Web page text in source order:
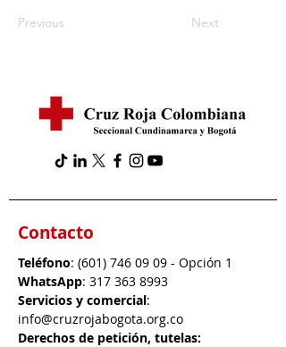
Previous Next
Contacto
Teléfono: (601) 746 09 09 - Opción 1
WhatsApp: 317 363 8993
Servicios y comercial:
info@cruzrojabogota.org.co
Derechos de petición, tutelas: